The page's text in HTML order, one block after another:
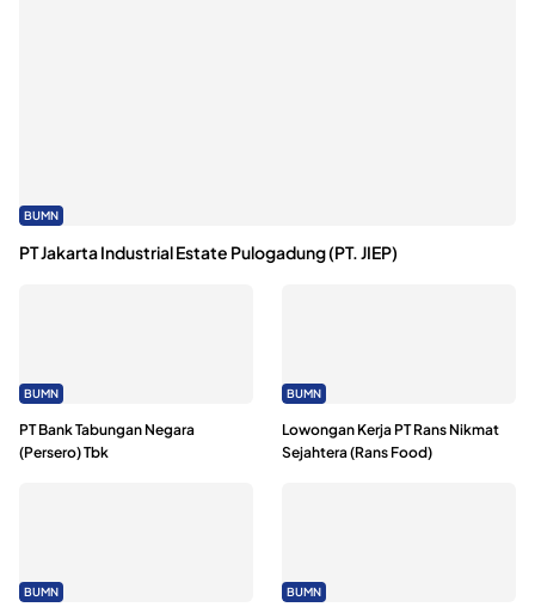
BUMN
PT Jakarta Industrial Estate Pulogadung (PT. JIEP)
BUMN
PT Bank Tabungan Negara
(Persero) Tbk
BUMN
Lowongan Kerja PT Rans Nikmat
Sejahtera (Rans Food)
BUMN BUMN